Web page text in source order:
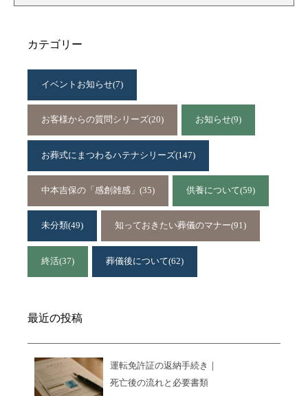
カテゴリー
イベントお知らせ(7)
お客様からの質問シリーズ(20) お知らせ(9)
お葬式にまつわるハテナシリーズ(147)
中本吉保の「感創雑感」 (35) 供養について(59)
未分類(49) 知っておきたい葬儀のマナー(91)
終活(37) 葬儀後について(62)
最近の投稿
運転免許証の返納手続き｜
死亡後の流れと必要書類